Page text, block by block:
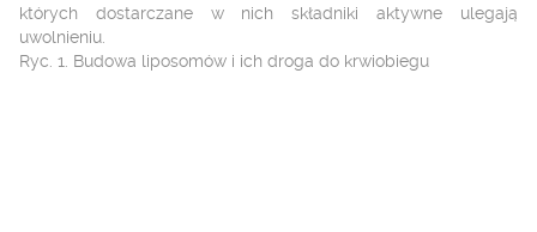
których dostarczane w nich składniki aktywne ulegają
uwolnieniu.
Ryc. 1. Budowa liposomów i ich droga do krwiobiegu